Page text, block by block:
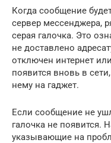
Когда сообщение
сервер мессенджера,
серая галочка. Это
не доставлено
отключен интернет
появится вновь в
нему на гаджет.
Если сообщение не
галочка не появится.
указывающие на